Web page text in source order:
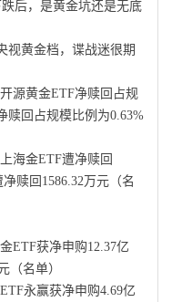
后，是黄金坑还是无底
视黄金档，谍战迷很期
源黄金ETF净赎回占规
赎回占规模比例为0.63%
海金ETF遭净赎回
赎回1586.32万元（名
ETF获净申购12.37亿
（名单）
永赢获净申购4.69亿